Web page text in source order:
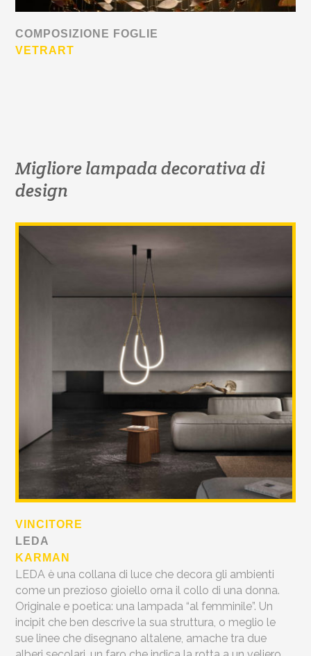
COMPOSIZIONE FOGLIE
VETRART
Migliore lampada decorativa di
design
VINCITORE
LEDA
KARMAN
LEDA è una collana di luce che decora gli ambienti
come un prezioso gioiello orna il collo di una donna.
Originale e poetica: una lampada “al femminile”. Un
incipit che ben descrive la sua struttura, o meglio le
sue linee che disegnano altalene, amache tra due